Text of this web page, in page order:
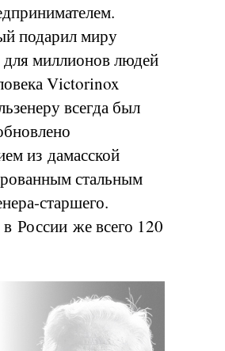
подарил миру
миллионов людей
Victorinox
всегда был
из дамасской
стальным
старшего.
России же всего 120